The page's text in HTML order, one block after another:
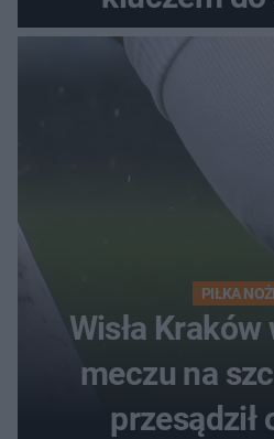
PIŁKA
Wisła
meczu na
przesądził